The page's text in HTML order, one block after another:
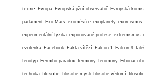
teorie Evropa Evropská jižní observatoř Evropská
parlament Exo Mars exoměsíce exoplanety exorcismus
experimentální fyzika exponované profese extremismus
ezoterika Facebook Fakta vítězí Falcon 1 Falcon 9
fenotyp Fermiho paradox fermiony feromony
technika filosofie filosofie mysli filosofie vědomí